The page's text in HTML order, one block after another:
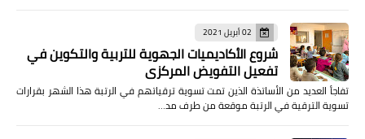
02 أبريل 2021
شروع الأكاديميات الجهوية للتربية والتكوين في
تفعيل التفويض المركزي
تفاجأ العديد من الأساتذة الذين تمت تسوية ترقياتهم في الرتبة هذا الشهر بقرارات
تسوية الترقية في الرتبة موقعة من طرف مد…